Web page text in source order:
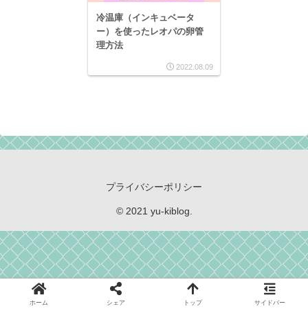
冷温庫（インキュベータ
ー）を使ったレオパの卵管
理方法
2022.08.09
プライバシーポリシー
© 2021 yu-kiblog.
ホーム シェア トップ サイドバー